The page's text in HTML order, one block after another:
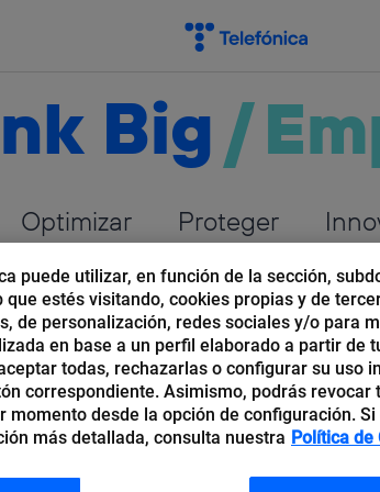
Big/
Optimizar Proteger
puede utilizar, en función de la sección,
que estés visitando, cookies propias y de
de personalización, redes sociales y/o para
en base a un perfil elaborado a partir de
todas, rechazarlas o configurar su uso
correspondiente. Asimismo, podrás revocar
momento desde la opción de configuración.
más detallada, consulta nuestra Política de